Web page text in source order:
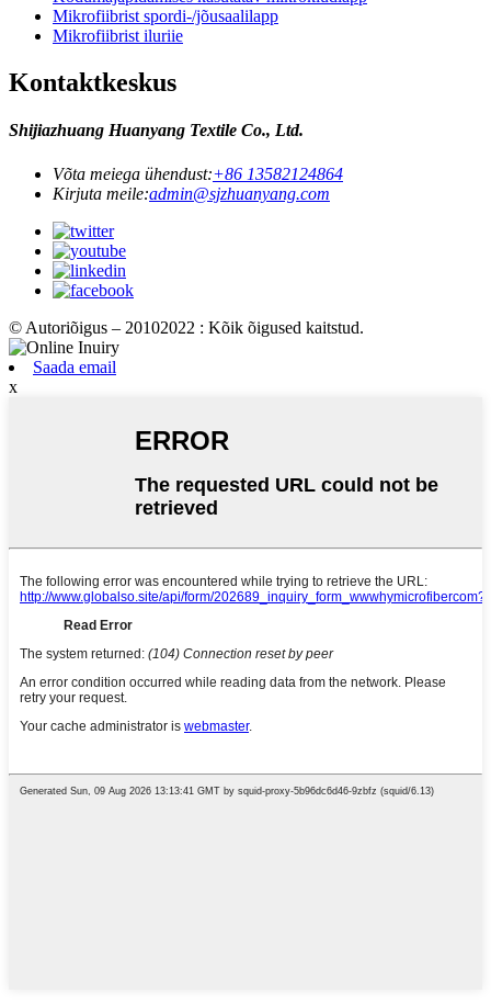
Mikrofiibrist spordi-/jõusaalilapp
Mikrofiibrist iluriie
Kontaktkeskus
Shijiazhuang Huanyang Textile Co., Ltd.
Võta meiega ühendust:+86 13582124864
Kirjuta meile:admin@sjzhuanyang.com
© Autoriõigus – 20102022 : Kõik õigused kaitstud.
Saada email
x